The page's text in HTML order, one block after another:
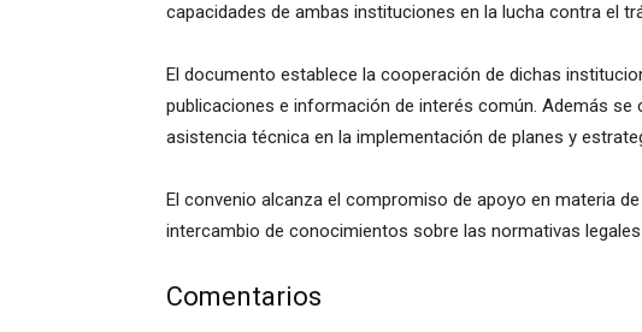
capacidades de ambas instituciones en la lucha contra el
El documento establece la cooperación de dichas
publicaciones e información de interés común. Además
asistencia técnica en la implementación de planes y
El convenio alcanza el compromiso de apoyo en materia
intercambio de conocimientos sobre las normativas
Comentarios